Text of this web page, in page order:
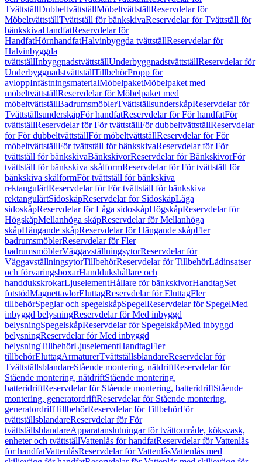
TvättställDubbeltvättställMöbeltvättställReservdelar för
MöbeltvättställTvättställ för bänkskivaReservdelar för Tvättställ för
bänkskivaHandfatReservdelar för
HandfatHörnhandfatHalvinbyggda tvättställReservdelar för
Halvinbyggda
tvättställInbyggnadstvättställUnderbyggnadstvättställReservdelar för
UnderbyggnadstvättställTillbehörPropp för
avloppInfästningsmaterialMöbelpaketMöbelpaket med
möbeltvättställReservdelar för Möbelpaket med
möbeltvättställBadrumsmöblerTvättställsunderskåpReservdelar för
TvättställsunderskåpFör handfatReservdelar för För handfatFör
tvättställReservdelar för För tvättställFör dubbeltvättställReservdelar
för För dubbeltvättställFör möbeltvättställReservdelar för För
möbeltvättställFör tvättställ för bänkskivaReservdelar för För
tvättställ för bänkskivaBänkskivorReservdelar för BänkskivorFör
tvättställ för bänkskiva skålformReservdelar för För tvättställ för
bänkskiva skålformFör tvättställ för bänkskiva
rektangulärtReservdelar för För tvättställ för bänkskiva
rektangulärtSidoskåpReservdelar för SidoskåpLåga
sidoskåpReservdelar för Låga sidoskåpHögskåpReservdelar för
HögskåpMellanhöga skåpReservdelar för Mellanhöga
skåpHängande skåpReservdelar för Hängande skåpFler
badrumsmöblerReservdelar för Fler
badrumsmöblerVäggavställningsytorReservdelar för
VäggavställningsytorTillbehörReservdelar för TillbehörLådinsatser
och förvaringsboxarHanddukshållare och
handdukskrokarLjuselementHållare för bänkskivorHandtagSet
fotstödMagnettavlorEluttagReservdelar för EluttagFler
tillbehörSpeglar och spegelskåpSpegelReservdelar för SpegelMed
inbyggd belysningReservdelar för Med inbyggd
belysningSpegelskåpReservdelar för SpegelskåpMed inbyggd
belysningReservdelar för Med inbyggd
belysningTillbehörLjuselementHandtagFler
tillbehörEluttagArmaturerTvättställsblandareReservdelar för
TvättställsblandareStående montering, nätdriftReservdelar för
Stående montering, nätdriftStående montering,
batteridriftReservdelar för Stående montering, batteridriftStående
montering, generatordriftReservdelar för Stående montering,
generatordriftTillbehörReservdelar för TillbehörFör
tvättställsblandareReservdelar för För
tvättställsblandareApparatanslutningar för tvättområde, köksvask,
enheter och tvättställVattenlås för handfatReservdelar för Vattenlås
för handfatVattenlåsReservdelar för VattenlåsVattenlås med